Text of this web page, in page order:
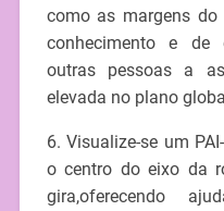
como as margens do
conhecimento e de
outras pessoas a
elevada no plano
6. Visualize-se um
o centro do eixo da
gira,oferecendo